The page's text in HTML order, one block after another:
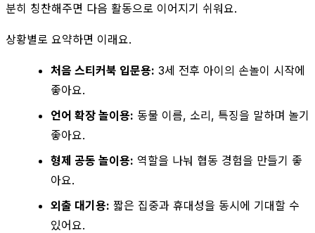
분히 칭찬해주면 다음 활동으로 이어지기 쉬워요.
상황별로 요약하면 이래요.
처음 스티커북 입문용: 3세 전후 아이의 손놀이 시작에
좋아요.
언어 확장 놀이용: 동물 이름, 소리, 특징을 말하며 놀기
좋아요.
형제 공동 놀이용: 역할을 나눠 협동 경험을 만들기 좋
아요.
외출 대기용: 짧은 집중과 휴대성을 동시에 기대할 수
있어요.